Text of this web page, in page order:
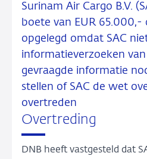
Surinam Air Cargo B.V.
boete van EUR 65.000,-
opgelegd omdat SAC
informatieverzoeken
gevraagde informatie
stellen of SAC de wet
overtreden
Overtreding
DNB heeft vastgesteld dat